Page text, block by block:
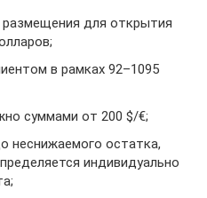
для открытия
в рамках 92–1095
суммами от 200 $/€;
неснижаемого остатка,
индивидуально